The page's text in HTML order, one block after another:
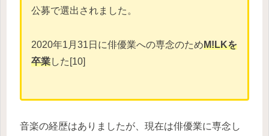
公募で選出されました。
2020年1月31日に俳優業への専念のためM!LKを
卒業した[10]
音楽の経歴はありましたが、現在は俳優業に専念し